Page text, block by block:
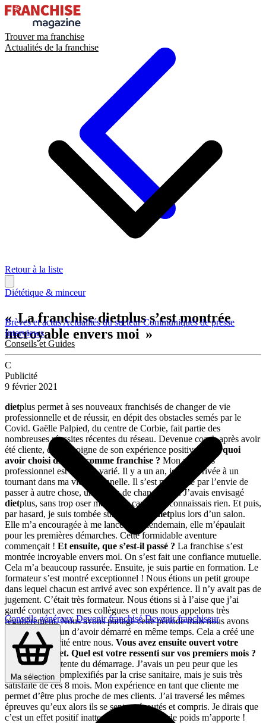
Trouver ma franchise
Actualités de la franchise
Brèves et actusActualités du secteurCommuniqués de presse
Interviews
Conseils et Guides
Conseils générauxDevenir franchiséDevenir franchiseur
Ma sélection
Retour à la liste
Diététique & minceur
« La franchise dietplus s’est montrée
incroyable envers moi »
C
Publicité
9 février 2021
dietplus permet à ses nouveaux franchisés de changer de vie
professionnelle et de réussir, en dépit des obstacles semés par le
Covid. Gaëlle Palpied, du centre de Corbie, fait partie des
nombreuses réussites récentes du réseau. Devenue coach après avoir
été cliente, elle témoigne de son expérience positive.
Pourquoi
avoir choisi diet
comme franchise ? Mon parcours
professionnel est riche et varié. Il y a un an, je suis arrivée à un
tournant dans ma vie personnelle. Il s’est manifesté par l’envie de
passer à autre chose, un besoin de changement. J’avais envisagé
dietplus, sans trop oser me lancer car je n’y connaissais rien. Et puis,
par hasard, je suis tombée sur ma coach
dietplus lors d’un salon.
Elle m’a encouragée à me lancer et le lendemain, elle m’épaulait
pour les premières démarches. Cette formidable aventure
commençait ! Et ensuite, que s’est-il passé ? La franchise s’est
montrée incroyable envers moi. On s’est fait une confiance mutuelle.
Cela m’a beaucoup rassurée. Ensuite, je suis partie en formation. Le
formateur s’est montré exceptionnel ! Nous étions un petit groupe
dans lequel chacun est arrivé avec son expérience. Il n’y avait pas de
jugement. C’était très formateur. Nous étions si à l’aise que j’ai
gardé contact avec mes collègues et nous nous appelons très
régulièrement. Nous avons partagé cette période mais nous avons
aussi en commun d’avoir démarré en même temps. Cela a créé une
certaine solidarité entre nous. Vous avez ensuite ouvert votre
centre en juillet. Quel est votre ressenti sur vos premiers mois ?
Je suis très contente du démarrage. J’avais un peu peur que les
débuts soient complexifiés par la crise sanitaire, mais je suis très
satisfaite de ces 8 mois. Mon expérience en tant que cliente me
permet d’être plus proche de mes clients. J’ai traversé les mêmes
épreuves qu’eux alors ils se sentent écoutés et compris. Je dirais que
c’est un effet positif inattendu que ma perte de poids m’apporte !